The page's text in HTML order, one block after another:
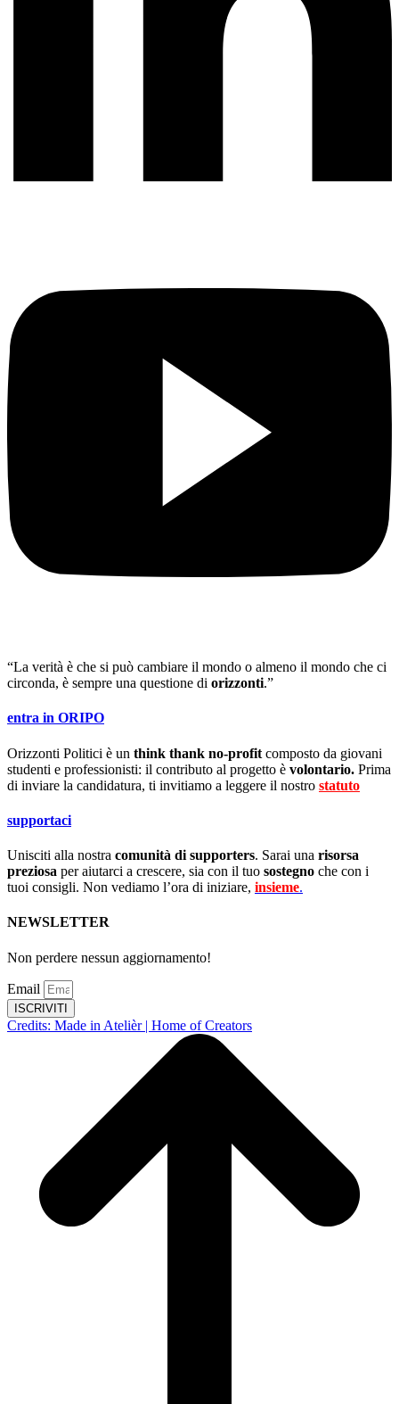
“La verità è che si può cambiare il mondo o almeno il mondo che ci
circonda, è sempre una questione di orizzonti.”
entra in ORIPO
Orizzonti Politici è un think thank no-profit composto da giovani
studenti e professionisti: il contributo al progetto è volontario. Prima
di inviare la candidatura, ti invitiamo a leggere il nostro statuto
supportaci
Unisciti alla nostra comunità di supporters. Sarai una risorsa
preziosa per aiutarci a crescere, sia con il tuo sostegno che con i
tuoi consigli. Non vediamo l’ora di iniziare, insieme.
NEWSLETTER
Non perdere nessun aggiornamento!
Email
ISCRIVITI
Credits: Made in Atelièr | Home of Creators